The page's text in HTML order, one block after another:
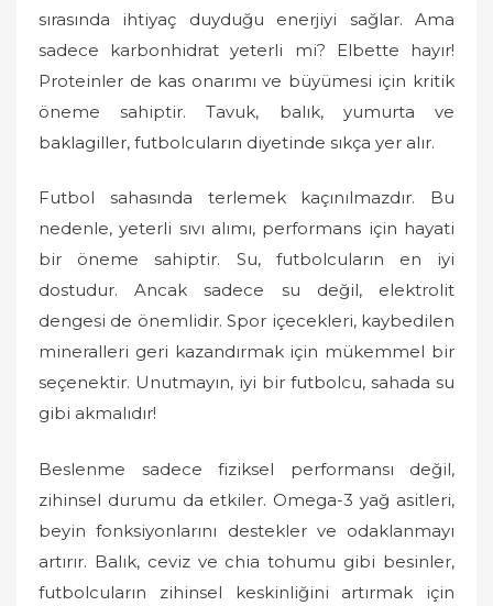
sırasında ihtiyaç duyduğu enerjiyi sağlar. Ama
sadece karbonhidrat yeterli mi? Elbette hayır!
Proteinler de kas onarımı ve büyümesi için kritik
öneme sahiptir. Tavuk, balık, yumurta ve
baklagiller, futbolcuların diyetinde sıkça yer alır.
Futbol sahasında terlemek kaçınılmazdır. Bu
nedenle, yeterli sıvı alımı, performans için hayati
bir öneme sahiptir. Su, futbolcuların en iyi
dostudur. Ancak sadece su değil, elektrolit
dengesi de önemlidir. Spor içecekleri, kaybedilen
mineralleri geri kazandırmak için mükemmel bir
seçenektir. Unutmayın, iyi bir futbolcu, sahada su
gibi akmalıdır!
Beslenme sadece fiziksel performansı değil,
zihinsel durumu da etkiler. Omega-3 yağ asitleri,
beyin fonksiyonlarını destekler ve odaklanmayı
artırır. Balık, ceviz ve chia tohumu gibi besinler,
futbolcuların zihinsel keskinliğini artırmak için